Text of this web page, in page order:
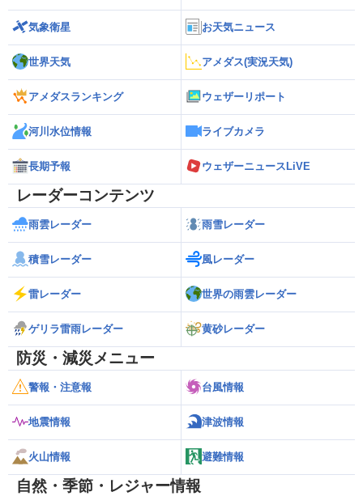
気象衛星 お天気ニュース
世界天気 アメダス(実況天気)
アメダスランキング ウェザーリポート
河川水位情報 ライブカメラ
長期予報 ウェザーニュースLiVE
レーダーコンテンツ
雨雲レーダー 雨雪レーダー
積雪レーダー 風レーダー
雷レーダー 世界の雨雲レーダー
ゲリラ雷雨レーダー 黄砂レーダー
防災・減災メニュー
警報・注意報 台風情報
地震情報 津波情報
火山情報 避難情報
自然・季節・レジャー情報